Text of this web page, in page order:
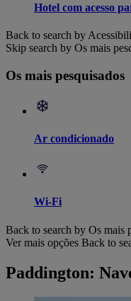
Hotel com acesso
Back to search by
Skip search by Os mais
Os mais pesquisados
Ar condicionado
Wi-Fi
Back to search by Os mais
Ver mais opções Back to
Paddington: